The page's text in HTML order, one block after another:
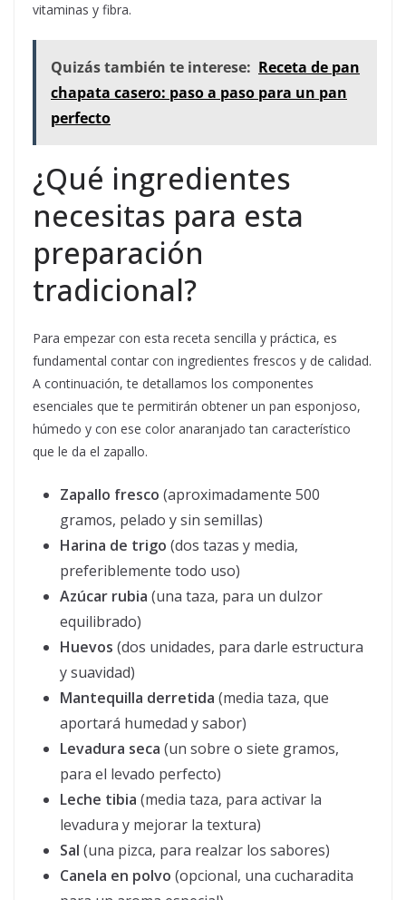
vitaminas y fibra.
Quizás también te interese: Receta de pan
chapata casero: paso a paso para un pan
perfecto
¿Qué ingredientes
necesitas para esta
preparación
tradicional?
Para empezar con esta receta sencilla y práctica, es
fundamental contar con ingredientes frescos y de calidad.
A continuación, te detallamos los componentes
esenciales que te permitirán obtener un pan esponjoso,
húmedo y con ese color anaranjado tan característico
que le da el zapallo.
Zapallo fresco (aproximadamente 500
gramos, pelado y sin semillas)
Harina de trigo (dos tazas y media,
preferiblemente todo uso)
Azúcar rubia (una taza, para un dulzor
equilibrado)
Huevos (dos unidades, para darle estructura
y suavidad)
Mantequilla derretida (media taza, que
aportará humedad y sabor)
Levadura seca (un sobre o siete gramos,
para el levado perfecto)
Leche tibia (media taza, para activar la
levadura y mejorar la textura)
Sal (una pizca, para realzar los sabores)
Canela en polvo (opcional, una cucharadita